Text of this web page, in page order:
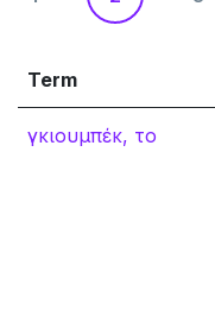
Term
γκιουμπέκ, το